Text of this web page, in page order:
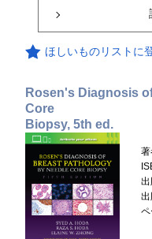
ほしいものリストに
Rosen's Diagnosis
Core
Biopsy, 5th ed.
出